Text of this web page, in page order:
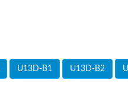
U13D-B1 U13D-B2